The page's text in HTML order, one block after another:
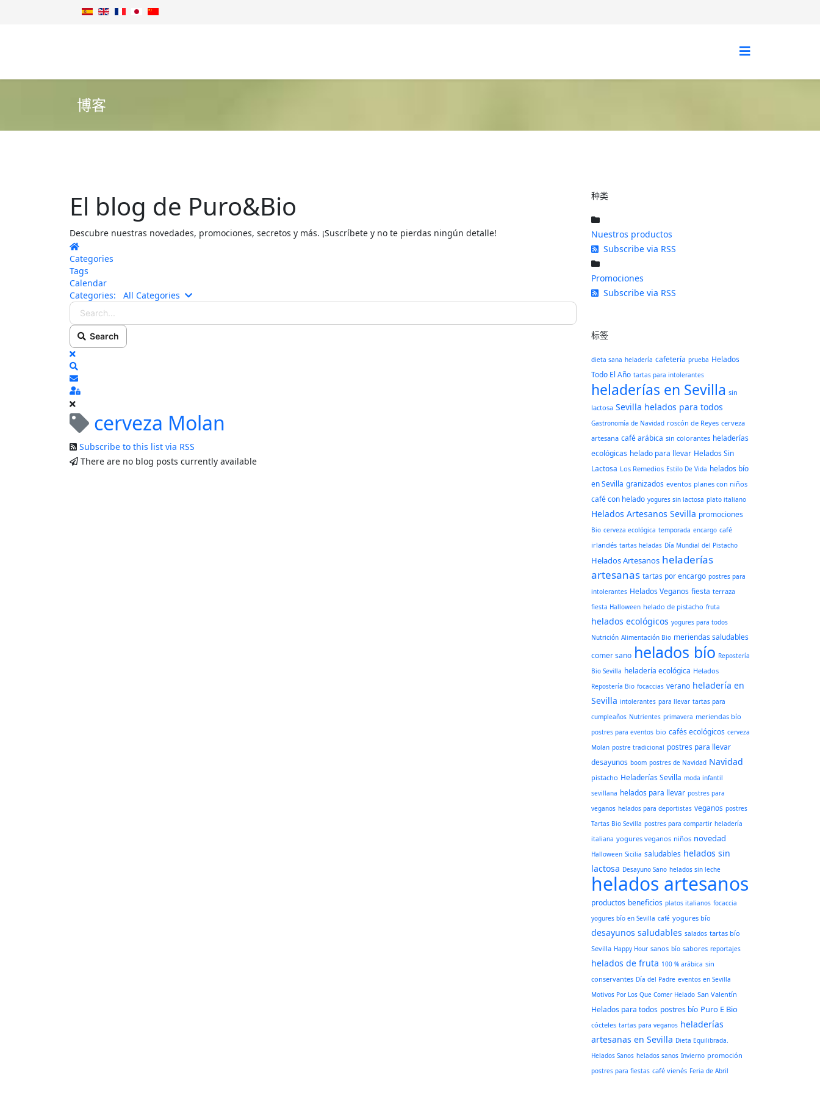
博客
El blog de Puro&Bio
Descubre nuestras novedades, promociones, secretos y más. ¡Suscríbete y no te pierdas ningún detalle!
Home
Categories
Tags
Calendar
Categories:
All Categories Search...
Search
x
Subscribe to blog
Sign In
cerveza Molan
Subscribe to this list via RSS
There are no blog posts currently available
种类
Nuestros productos
Subscribe via RSS
Promociones
Subscribe via RSS
标签
dieta sana heladería cafetería prueba Helados
Todo El Año tartas para intolerantes
heladerías en Sevilla sin
lactosa Sevilla helados para todos
Gastronomía de Navidad roscón de Reyes cerveza
artesana café arábica sin colorantes heladerías
ecológicas helado para llevar Helados Sin
Lactosa Los Remedios Estilo De Vida helados bío
en Sevilla granizados eventos planes con niños
café con helado yogures sin lactosa plato italiano
Helados Artesanos Sevilla promociones
Bio cerveza ecológica temporada encargo café
irlandés tartas heladas Día Mundial del Pistacho
Helados Artesanos heladerías
artesanas tartas por encargo postres para
intolerantes Helados Veganos fiesta terraza
fiesta Halloween helado de pistacho fruta
helados ecológicos yogures para todos
Nutrición Alimentación Bio meriendas saludables
comer sano helados bío Repostería
Bio Sevilla heladería ecológica Helados
Repostería Bio focaccias verano heladería en
Sevilla intolerantes para llevar tartas para
cumpleaños Nutrientes primavera meriendas bío
postres para eventos bio cafés ecológicos cerveza
Molan postre tradicional postres para llevar
desayunos boom postres de Navidad Navidad
pistacho Heladerías Sevilla moda infantil
sevillana helados para llevar postres para
veganos helados para deportistas veganos postres
Tartas Bio Sevilla postres para compartir heladería
italiana yogures veganos niños novedad
Halloween Sicilia saludables helados sin
lactosa Desayuno Sano helados sin leche
helados artesanos
productos beneficios platos italianos focaccia
yogures bío en Sevilla café yogures bío
desayunos saludables salados tartas bío
Sevilla Happy Hour sanos bío sabores reportajes
helados de fruta 100 % arábica sin
conservantes Día del Padre eventos en Sevilla
Motivos Por Los Que Comer Helado San Valentín
Helados para todos postres bío Puro E Bio
cócteles tartas para veganos heladerías
artesanas en Sevilla Dieta Equilibrada.
Helados Sanos helados sanos Invierno promoción
postres para fiestas café vienés Feria de Abril